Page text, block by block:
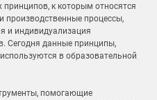
к которым относятся
производственные процессы,
и индивидуализация
Сегодня данные принципы,
в образовательной
помогающие